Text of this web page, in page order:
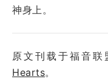
神身上。
原文刊载于福音联
Hearts。